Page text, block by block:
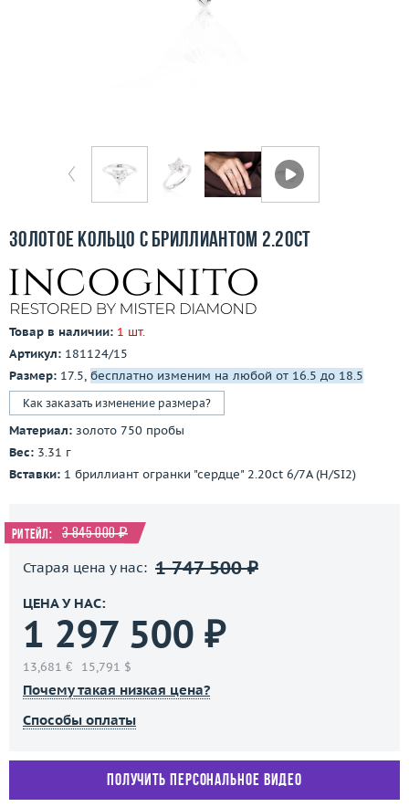
Контакты
Заказать звонок
Золотое кольцо с бриллиантом 2.20ct
Товар в наличии: 1 шт.
Артикул: 181124/15
Размер: 17.5, бесплатно изменим на любой от 16.5 до 18.5
Как заказать изменение размера?
Материал: золото 750 пробы
Вес: 3.31 г
Вставки: 1 бриллиант огранки "сердце" 2.20ct 6/7A (H/SI2)
Ритейл: 3 845 000 ₽
Старая цена у нас: 1 747 500 ₽
ЦЕНА У НАС:
1 297 500 ₽
13,681 € 15,791 $
Почему такая низкая цена?
Способы оплаты
Получить персональное видео